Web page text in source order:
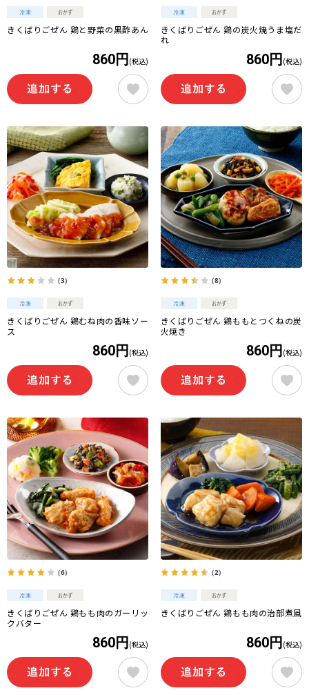
きくばりごぜん 鶏と野菜の黒酢あん
860円 (税込)
きくばりごぜん 鶏の炭火焼うま塩だ
れ
860円 (税込)
（3）
きくばりごぜん 鶏むね肉の香味ソー
ス
860円 (税込)
（8）
きくばりごぜん 鶏ももとつくねの炭
火焼き
860円 (税込)
（6）
きくばりごぜん 鶏もも肉のガーリッ
クバター
860円 (税込)
（2）
きくばりごぜん 鶏もも肉の治部煮風
860円 (税込)